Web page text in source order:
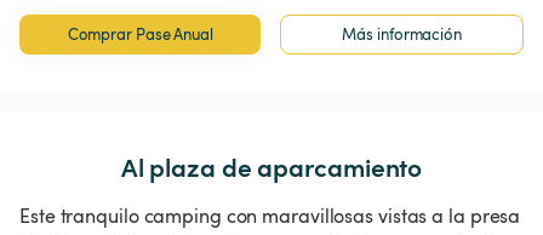
Comprar Pase Anual Más información
Al plaza de aparcamiento
Este tranquilo camping con maravillosas vistas a la presa